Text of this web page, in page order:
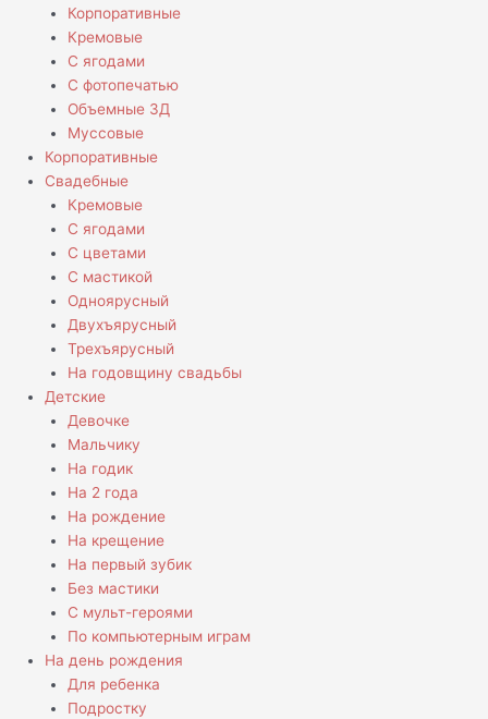
Корпоративные
Кремовые
С ягодами
С фотопечатью
Объемные 3Д
Муссовые
Корпоративные
Свадебные
Кремовые
С ягодами
С цветами
С мастикой
Одноярусный
Двухъярусный
Трехъярусный
На годовщину свадьбы
Детские
Девочке
Мальчику
На годик
На 2 года
На рождение
На крещение
На первый зубик
Без мастики
С мульт-героями
По компьютерным играм
На день рождения
Для ребенка
Подростку